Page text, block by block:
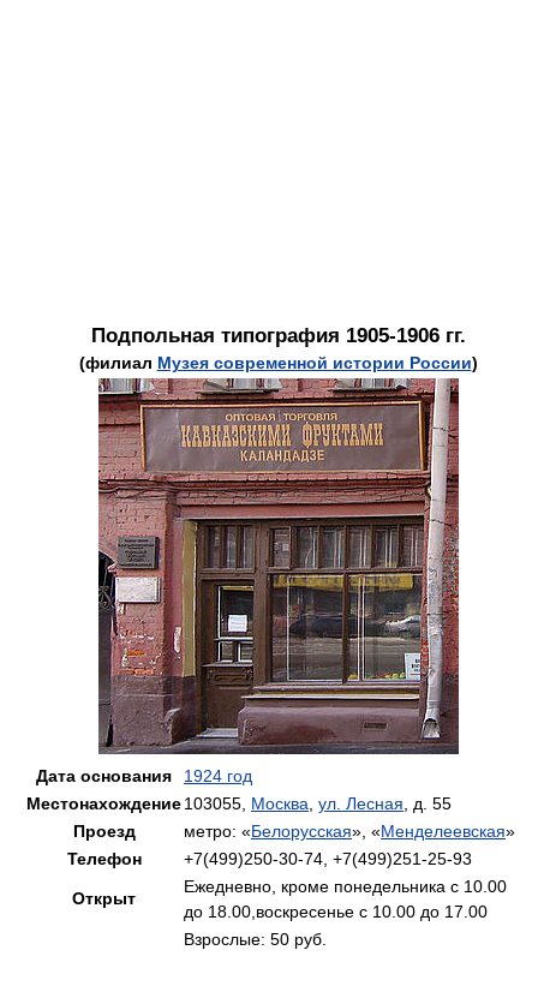
Подпольная типография 1905-1906 гг.
(филиал Музея современной истории России)
Дата основания
1924 год
Местонахождение103055, Москва ул. Лесная , д. 55
Проезд
метро: «Белорусская», «Менделеевская»
Телефон
+7(499)250-30-74, +7(499)251-25-93
Открыт
Ежедневно, кроме понедельника с 10.00
до 18.00,воскресенье с 10.00 до 17.00
Взрослые: 50 руб.